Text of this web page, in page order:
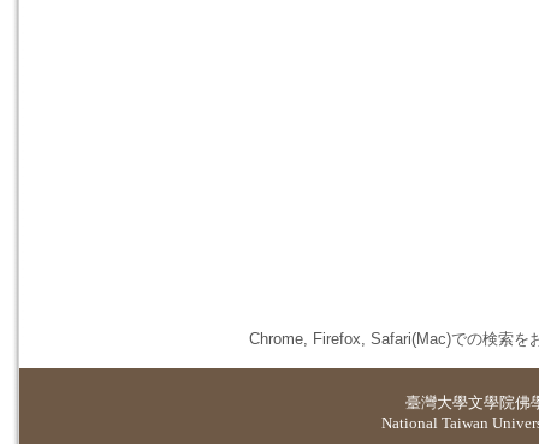
Chrome, Firefox, Safari(Mac)での検索を
臺灣大學文學院佛
National Taiwan